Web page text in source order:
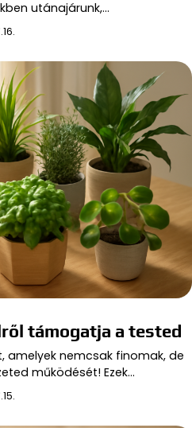
utánajárunk,…
támogatja a tested
amelyek nemcsak finomak, de
működését! Ezek…